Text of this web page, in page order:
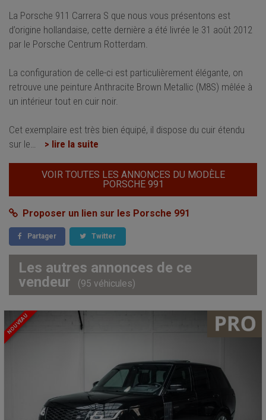
La Porsche 911 Carrera S que nous vous présentons est
d’origine hollandaise, cette dernière a été livrée le 31 août 2012
par le Porsche Centrum Rotterdam.
La configuration de celle-ci est particulièrement élégante, on
retrouve une peinture Anthracite Brown Metallic (M8S) mêlée à
un intérieur tout en cuir noir.
Cet exemplaire est très bien équipé, il dispose du cuir étendu
sur le
> lire la suite
VOIR TOUTES LES ANNONCES DU MODÈLE
PORSCHE 991
Proposer un lien sur les Porsche 991
Partager Twitter
Les autres annonces de ce
vendeur
(95 véhicules)
NOUVEAU